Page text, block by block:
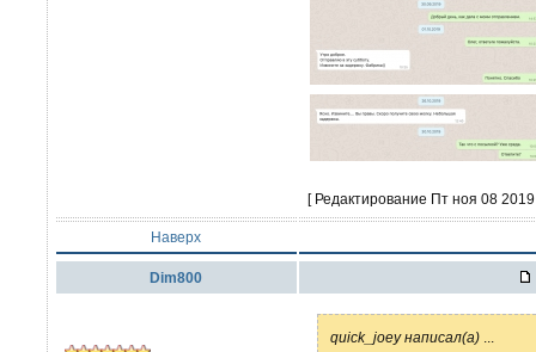
[ Редактирование Пт ноя 08
Наверх
Dim800
quick_joey написал(а)